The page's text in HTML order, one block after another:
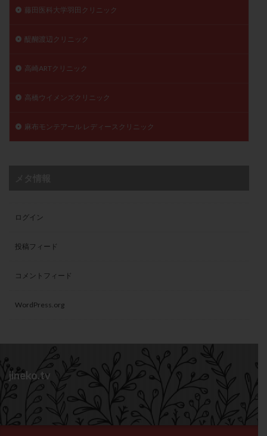
藤田医科大学羽田クリニック
醍醐渡辺クリニック
高崎ARTクリニック
高橋ウイメンズクリニック
麻布モンテアール レディースクリニック
ログイン
投稿フィード
コメントフィード
WordPress.org
jineko.tv